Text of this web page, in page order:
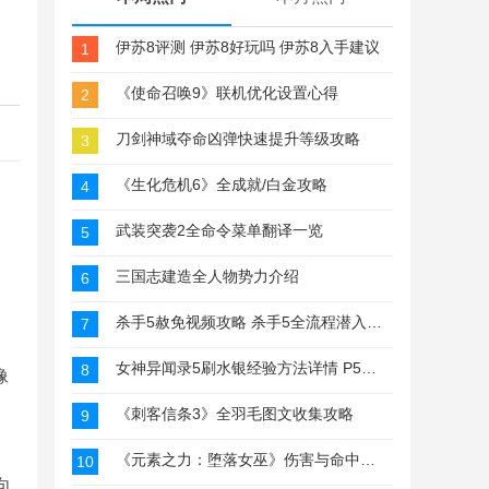
1 伊苏8评测 伊苏8好玩吗 伊苏8入手建议
2 《使命召唤9》联机优化设置心得
3 刀剑神域夺命凶弹快速提升等级攻略
4 《生化危机6》全成就/白金攻略
5 武装突袭2全命令菜单翻译一览
6 三国志建造全人物势力介绍
7
8
9 《刺客信条3》全羽毛图文收集攻略
10